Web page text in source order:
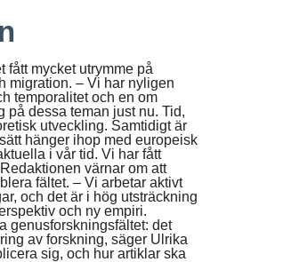
fått mycket utrymme på
migration. – Vi har nyligen
temporalitet och en om
på dessa teman just nu. Tid,
utveckling. Samtidigt är
hänger ihop med europeisk
i vår tid. Vi har fått
värnar om att
fältet. – Vi arbetar aktivt
och det är i hög utsträckning
och ny empiri.
genusforskningsfältet: det
av forskning, säger Ulrika
sig, och hur artiklar ska